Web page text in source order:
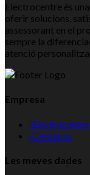
Electrocentre és
oferir solucions,
assessorant en el
sempre la
atenció
Empresa
›Electrocentre
›Contacta
Les meves dades